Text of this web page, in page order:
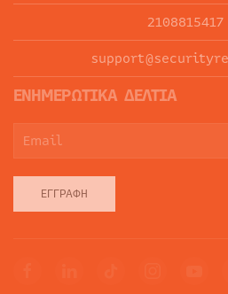
2108815417
ΕΝΗΜΕΡΩΤΙΚΑ ΔΕΛΤΙΑ
ΕΓΓΡΑΦΉ